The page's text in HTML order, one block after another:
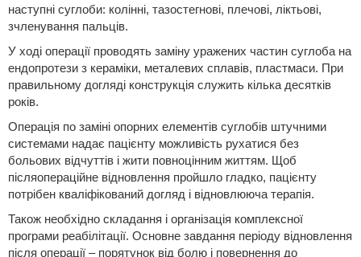
наступні суглоби: колінні, тазостегнові, плечові, ліктьові,
зчленування пальців.
У ході операції проводять заміну уражених частин суглоба на
ендопротези з кераміки, металевих сплавів, пластмаси. При
правильному догляді конструкція служить кілька десятків
років.
Операція по заміні опорних елементів суглобів штучними
системами надає пацієнту можливість рухатися без
больових відчуттів і жити повноцінним життям. Щоб
післяопераційне відновлення пройшло гладко, пацієнту
потрібен кваліфікований догляд і відновлююча терапія.
Також необхідно складання і організація комплексної
програми реабілітації. Основне завдання періоду відновлення
після операції – порятунок від болю і повернення до